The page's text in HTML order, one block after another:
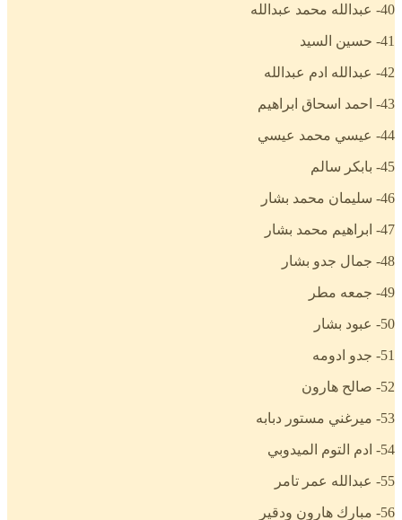
40- عبدالله محمد عبدالله
41- حسين السيد
42- عبدالله ادم عبدالله
43- احمد اسحاق ابراهيم
44- عيسي محمد عيسي
45- بابكر سالم
46- سليمان محمد بشار
47- ابراهيم محمد بشار
48- جمال جدو بشار
49- جمعه مطر
50- عبود بشار
51- جدو ادومه
52- صالح هارون
53- ميرغني مستور دبابه
54- ادم التوم الميدوبي
55- عبدالله عمر تامر
56- مبارك هارون ودقير